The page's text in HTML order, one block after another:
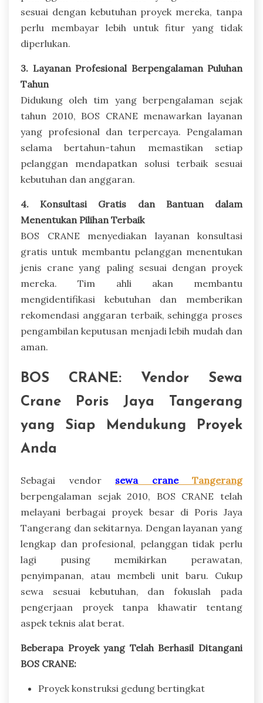
sesuai dengan kebutuhan proyek mereka, tanpa
perlu membayar lebih untuk fitur yang tidak
diperlukan.
3. Layanan Profesional Berpengalaman Puluhan
Tahun
Didukung oleh tim yang berpengalaman sejak
tahun 2010, BOS CRANE menawarkan layanan
yang profesional dan terpercaya. Pengalaman
selama bertahun-tahun memastikan setiap
pelanggan mendapatkan solusi terbaik sesuai
kebutuhan dan anggaran.
4. Konsultasi Gratis dan Bantuan dalam
Menentukan Pilihan Terbaik
BOS CRANE menyediakan layanan konsultasi
gratis untuk membantu pelanggan menentukan
jenis crane yang paling sesuai dengan proyek
mereka. Tim ahli akan membantu
mengidentifikasi kebutuhan dan memberikan
rekomendasi anggaran terbaik, sehingga proses
pengambilan keputusan menjadi lebih mudah dan
aman.
BOS CRANE: Vendor Sewa
Crane Poris Jaya Tangerang
yang Siap Mendukung Proyek
Anda
Sebagai vendor sewa craneTangerang
berpengalaman sejak 2010, BOS CRANE telah
melayani berbagai proyek besar di Poris Jaya
Tangerang dan sekitarnya. Dengan layanan yang
lengkap dan profesional, pelanggan tidak perlu
lagi pusing memikirkan perawatan,
penyimpanan, atau membeli unit baru. Cukup
sewa sesuai kebutuhan, dan fokuslah pada
pengerjaan proyek tanpa khawatir tentang
aspek teknis alat berat.
Beberapa Proyek yang Telah Berhasil Ditangani
BOS CRANE:
Proyek konstruksi gedung bertingkat